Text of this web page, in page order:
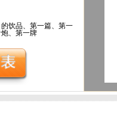
饮品、第一篇、第一
、第一牌